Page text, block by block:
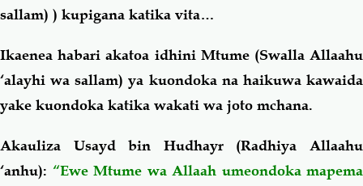
sallam) ) kupigana katika vita…
Ikaenea habari akatoa idhini Mtume (Swalla Allaahu
‘alayhi wa sallam) ya kuondoka na haikuwa kawaida
yake kuondoka katika wakati wa joto mchana.
Akauliza Usayd bin Hudhayr (Radhiya Allaahu
‘anhu): “Ewe Mtume wa Allaah umeondoka mapema